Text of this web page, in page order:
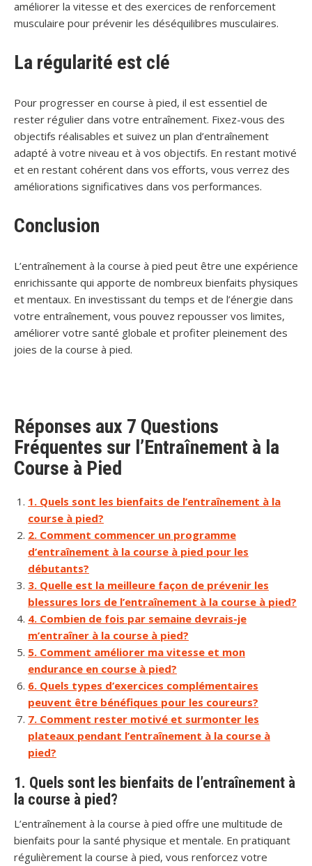
améliorer la vitesse et des exercices de renforcement
musculaire pour prévenir les déséquilibres musculaires.
La régularité est clé
Pour progresser en course à pied, il est essentiel de
rester régulier dans votre entraînement. Fixez-vous des
objectifs réalisables et suivez un plan d’entraînement
adapté à votre niveau et à vos objectifs. En restant motivé
et en restant cohérent dans vos efforts, vous verrez des
améliorations significatives dans vos performances.
Conclusion
L’entraînement à la course à pied peut être une expérience
enrichissante qui apporte de nombreux bienfaits physiques
et mentaux. En investissant du temps et de l’énergie dans
votre entraînement, vous pouvez repousser vos limites,
améliorer votre santé globale et profiter pleinement des
joies de la course à pied.
Réponses aux 7 Questions
Fréquentes sur l’Entraînement à la
Course à Pied
1. Quels sont les bienfaits de l’entraînement à la
course à pied?
2. Comment commencer un programme
d’entraînement à la course à pied pour les
débutants?
3. Quelle est la meilleure façon de prévenir les
blessures lors de l’entraînement à la course à pied?
4. Combien de fois par semaine devrais-je
m’entraîner à la course à pied?
5. Comment améliorer ma vitesse et mon
endurance en course à pied?
6. Quels types d’exercices complémentaires
peuvent être bénéfiques pour les coureurs?
7. Comment rester motivé et surmonter les
plateaux pendant l’entraînement à la course à
pied?
1. Quels sont les bienfaits de l’entraînement à
la course à pied?
L’entraînement à la course à pied offre une multitude de
bienfaits pour la santé physique et mentale. En pratiquant
régulièrement la course à pied, vous renforcez votre